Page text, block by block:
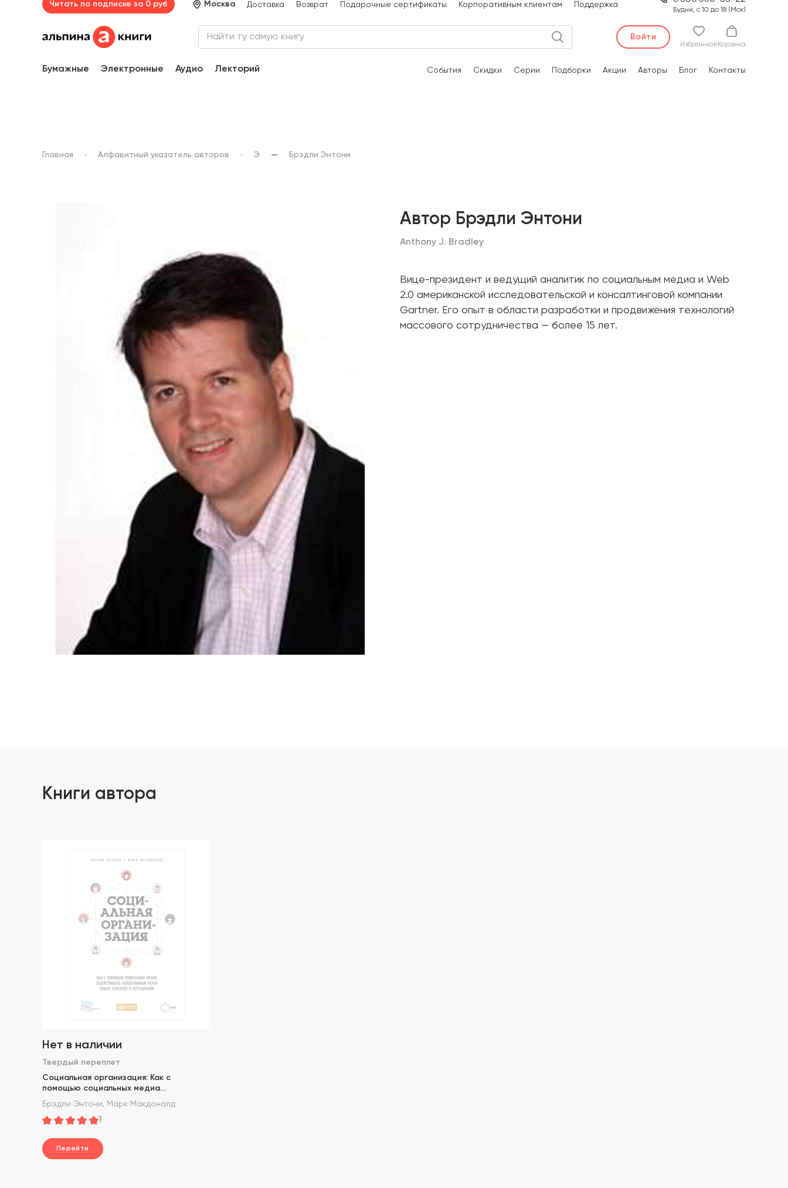
Читать по подписке за 0 руб Москва Доставка Возврат Подарочные сертификаты Корпоративным клиентам Поддержка
Будни, с 10 до 18 (Мск)
Войти
Избранное Корзина
Бумажные Электронные Аудио Лекторий События Скидки Серии Подборки Акции Авторы Блог Контакты
Главная Алфавитный указатель авторов Э Брэдли Энтони
Автор Брэдли Энтони
Anthony J. Bradley
Вице-президент и ведущий аналитик по социальным медиа и Web
2.0 американской исследовательской и консалтинговой компании
Gartner. Его опыт в области разработки и продвижения технологий
массового сотрудничества — более 15 лет.
Книги автора
Нет в наличии
Твердый переплет
Социальная организация: Как с
помощью социальных медиа
задействовать коллективный разум
ваших клиентов и сотрудников
Брэдли Энтони, Марк Макдоналд
1
Перейти